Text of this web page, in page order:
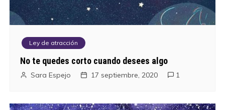
Ley de atracción
No te quedes corto cuando desees algo
Sara Espejo 17 septiembre, 2020 1